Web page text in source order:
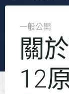
一般公開
關
12